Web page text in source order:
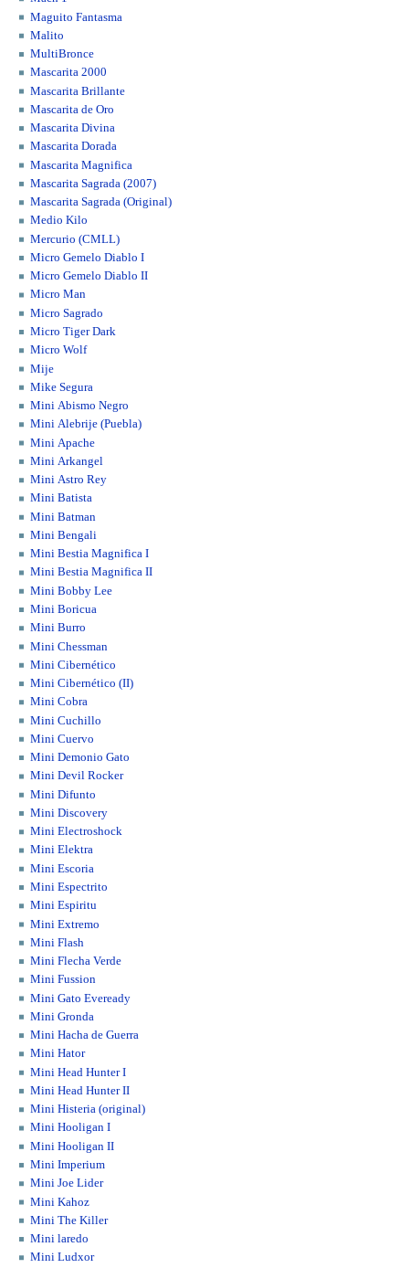
Maguito Fantasma
Malito
MultiBronce
Mascarita 2000
Mascarita Brillante
Mascarita de Oro
Mascarita Divina
Mascarita Dorada
Mascarita Magnifica
Mascarita Sagrada (2007)
Mascarita Sagrada (Original)
Medio Kilo
Mercurio (CMLL)
Micro Gemelo Diablo I
Micro Gemelo Diablo II
Micro Man
Micro Sagrado
Micro Tiger Dark
Micro Wolf
Mije
Mike Segura
Mini Abismo Negro
Mini Alebrije (Puebla)
Mini Apache
Mini Arkangel
Mini Astro Rey
Mini Batista
Mini Batman
Mini Bengali
Mini Bestia Magnifica I
Mini Bestia Magnifica II
Mini Bobby Lee
Mini Boricua
Mini Burro
Mini Chessman
Mini Cibernético
Mini Cibernético (II)
Mini Cobra
Mini Cuchillo
Mini Cuervo
Mini Demonio Gato
Mini Devil Rocker
Mini Difunto
Mini Discovery
Mini Electroshock
Mini Elektra
Mini Escoria
Mini Espectrito
Mini Espiritu
Mini Extremo
Mini Flash
Mini Flecha Verde
Mini Fussion
Mini Gato Eveready
Mini Gronda
Mini Hacha de Guerra
Mini Hator
Mini Head Hunter I
Mini Head Hunter II
Mini Histeria (original)
Mini Hooligan I
Mini Hooligan II
Mini Imperium
Mini Joe Lider
Mini Kahoz
Mini The Killer
Mini laredo
Mini Ludxor